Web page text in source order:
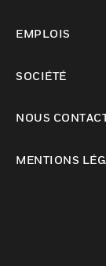
EMPLOIS
SOCIÉTÉ
NOUS
MENTIONS